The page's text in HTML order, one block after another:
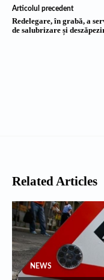
Articolul precedent
Redelegare, în grabă, a
de salubrizare și
Related Articles
NEWS